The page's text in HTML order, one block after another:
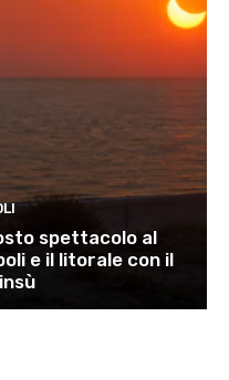
spettacolo al
e il litorale con il